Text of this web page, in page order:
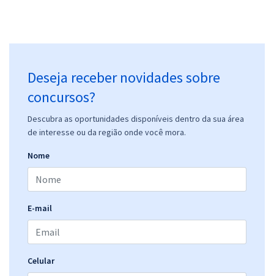
Deseja receber novidades sobre
concursos?
Descubra as oportunidades disponíveis dentro da sua área
de interesse ou da região onde você mora.
Nome
E-mail
Celular